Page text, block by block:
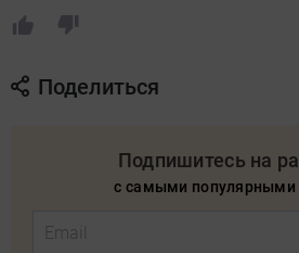
Поделиться
Подпишитесь на
с самыми популярными